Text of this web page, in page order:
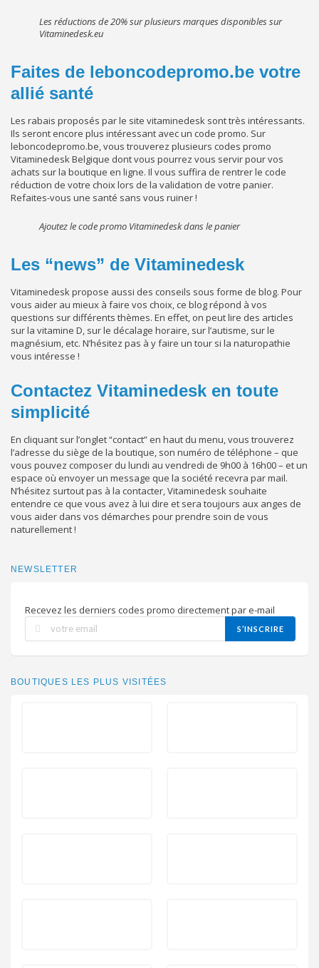
Les réductions de 20% sur plusieurs marques disponibles sur
Vitaminedesk.eu
Faites de leboncodepromo.be votre
allié santé
Les rabais proposés par le site vitaminedesk sont très intéressants.
Ils seront encore plus intéressant avec un code promo. Sur
leboncodepromo.be, vous trouverez plusieurs codes promo
Vitaminedesk Belgique dont vous pourrez vous servir pour vos
achats sur la boutique en ligne. Il vous suffira de rentrer le code
réduction de votre choix lors de la validation de votre panier.
Refaites-vous une santé sans vous ruiner !
Ajoutez le code promo Vitaminedesk dans le panier
Les “news” de Vitaminedesk
Vitaminedesk propose aussi des conseils sous forme de blog. Pour
vous aider au mieux à faire vos choix, ce blog répond à vos
questions sur différents thèmes. En effet, on peut lire des articles
sur la vitamine D, sur le décalage horaire, sur l’autisme, sur le
magnésium, etc. N’hésitez pas à y faire un tour si la naturopathie
vous intéresse !
Contactez Vitaminedesk en toute
simplicité
En cliquant sur l’onglet “contact” en haut du menu, vous trouverez
l’adresse du siège de la boutique, son numéro de téléphone – que
vous pouvez composer du lundi au vendredi de 9h00 à 16h00 – et un
espace où envoyer un message que la société recevra par mail.
N’hésitez surtout pas à la contacter, Vitaminedesk souhaite
entendre ce que vous avez à lui dire et sera toujours aux anges de
vous aider dans vos démarches pour prendre soin de vous
naturellement !
NEWSLETTER
Recevez les derniers codes promo directement par e-mail
S’INSCRIRE
BOUTIQUES LES PLUS VISITÉES